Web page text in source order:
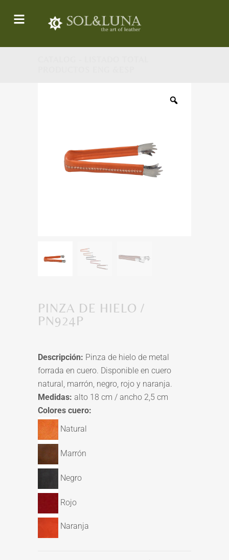
PINZA DE HIELO /
PN924P
Descripción: Pinza de hielo de metal
forrada en cuero. Disponible en cuero
natural, marrón, negro, rojo y naranja.
Medidas: alto 18 cm / ancho 2,5 cm
Colores cuero:
Natural
Marrón
Negro
Rojo
Naranja